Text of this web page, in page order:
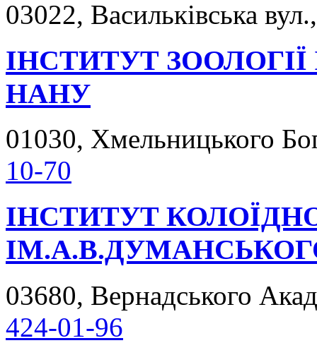
03022, Васильківська
ІНСТИТУТ
НАНУ
01030, Хмельницького
10-70
ІНСТИТУТ
03680, Вернадського
424-01-96